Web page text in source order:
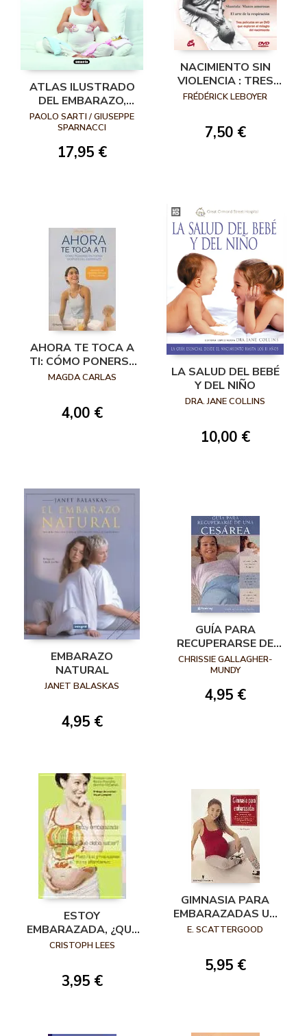
ATLAS ILUSTRADO
DEL EMBARAZO,
PARTO Y PRIMEROS
AÑOS
PAOLO SARTI / GIUSEPPE
SPARNACCI
17,95 €
NACIMIENTO SIN
VIOLENCIA : TRES
FORMAS DE
NACIMIENTO
FRÉDÉRICK LEBOYER
7,50 €
AHORA TE TOCA A
TI: CÓMO PONERSE
EN FORMA DESPUÉS
MAGDA CARLAS
4,00 €
LA SALUD DEL BEBÉ
Y DEL NIÑO
DRA. JANE COLLINS
10,00 €
EMBARAZO
NATURAL
JANET BALASKAS
4,95 €
GUÍA PARA
RECUPERARSE DE
UNA CESÁREA
CHRISSIE GALLAGHER-
MUNDY
4,95 €
ESTOY
EMBARAZADA, ¿QUÉ
DEBO SABER?
CRISTOPH LEES
3,95 €
GIMNASIA PARA
EMBARAZADAS UN
PROGRAMA FACIL
E. SCATTERGOOD
5,95 €